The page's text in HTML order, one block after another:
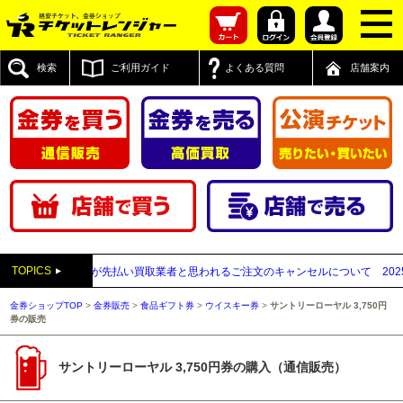
検索 ご利用ガイド よくある質問 店舗案内
TOPICS
売】送付先が先払い買取業者と思われるご注文のキャンセルについて 2025年
金券ショップTOP >金券販売 >食品ギフト券 > ウイスキー券 >サントリーローヤル 3,750円
券の販売
サントリーローヤル 3,750円券の購入（通信販売）